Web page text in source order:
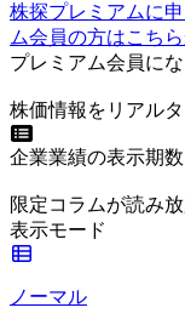
株探プレミアムに
ム会員の方はこち
プレミアム会員に
株価情報をリアル
企業業績の表示期
限定コラムが読み
表示モード
ノーマル